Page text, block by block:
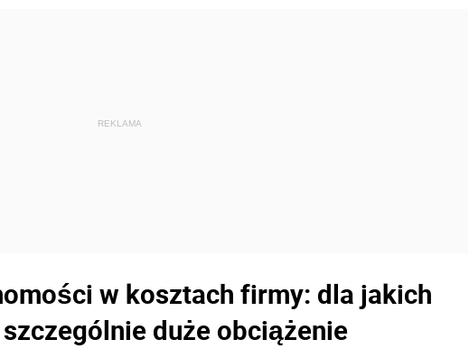
REKLAMA
w kosztach firmy: dla jakich
duże obciążenie